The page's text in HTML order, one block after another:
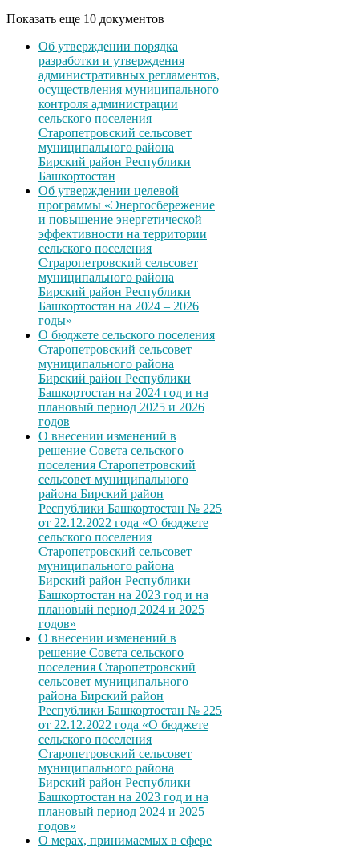
Показать еще 10 документов
Об утверждении порядка
разработки и утверждения
административных регламентов,
осуществления муниципального
контроля администрации
сельского поселения
Старопетровский сельсовет
муниципального района
Бирский район Республики
Башкортостан
Об утверждении целевой
программы «Энергосбережение
и повышение энергетической
эффективности на территории
сельского поселения
Страропетровский сельсовет
муниципального района
Бирский район Республики
Башкортостан на 2024 – 2026
годы»
О бюджете сельского поселения
Старопетровский сельсовет
муниципального района
Бирский район Республики
Башкортостан на 2024 год и на
плановый период 2025 и 2026
годов
О внесении изменений в
решение Совета сельского
поселения Старопетровский
сельсовет муниципального
района Бирский район
Республики Башкортостан № 225
от 22.12.2022 года «О бюджете
сельского поселения
Старопетровский сельсовет
муниципального района
Бирский район Республики
Башкортостан на 2023 год и на
плановый период 2024 и 2025
годов»
О внесении изменений в
решение Совета сельского
поселения Старопетровский
сельсовет муниципального
района Бирский район
Республики Башкортостан № 225
от 22.12.2022 года «О бюджете
сельского поселения
Старопетровский сельсовет
муниципального района
Бирский район Республики
Башкортостан на 2023 год и на
плановый период 2024 и 2025
годов»
О мерах, принимаемых в сфере